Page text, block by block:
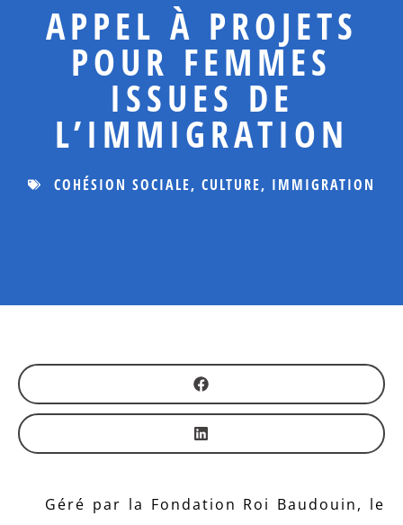
APPEL À PROJETS
POUR FEMMES
ISSUES DE
L’IMMIGRATION
COHÉSION SOCIALE, CULTURE, IMMIGRATION
Géré par la Fondation Roi Baudouin, le